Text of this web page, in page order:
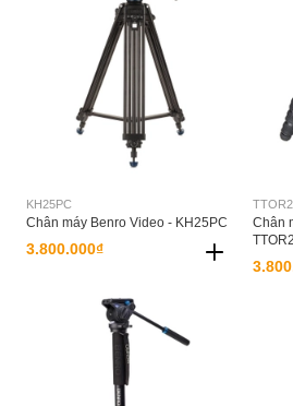
KH25PC
Chân máy Benro Video - KH25PC
3.800.000₫
Chân